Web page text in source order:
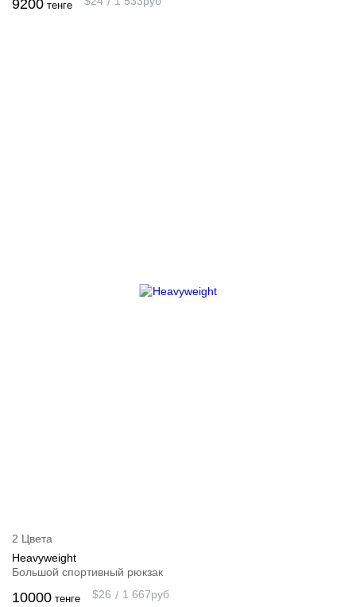
9200 тенге
2 Цвета
Heavyweight
Большой спортивный рюкзак
10000 тенге $26 1 667руб